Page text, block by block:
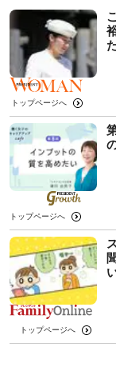
トップページへ
トップページへ
トップページへ